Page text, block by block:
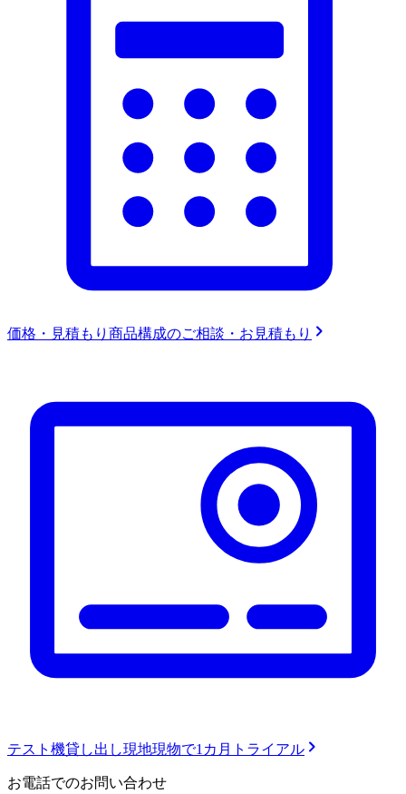
価格・見積もり 商品構成のご相談・お見積もり
テスト機貸し出し現地現物で1カ月トライアル
お電話でのお問い合わせ